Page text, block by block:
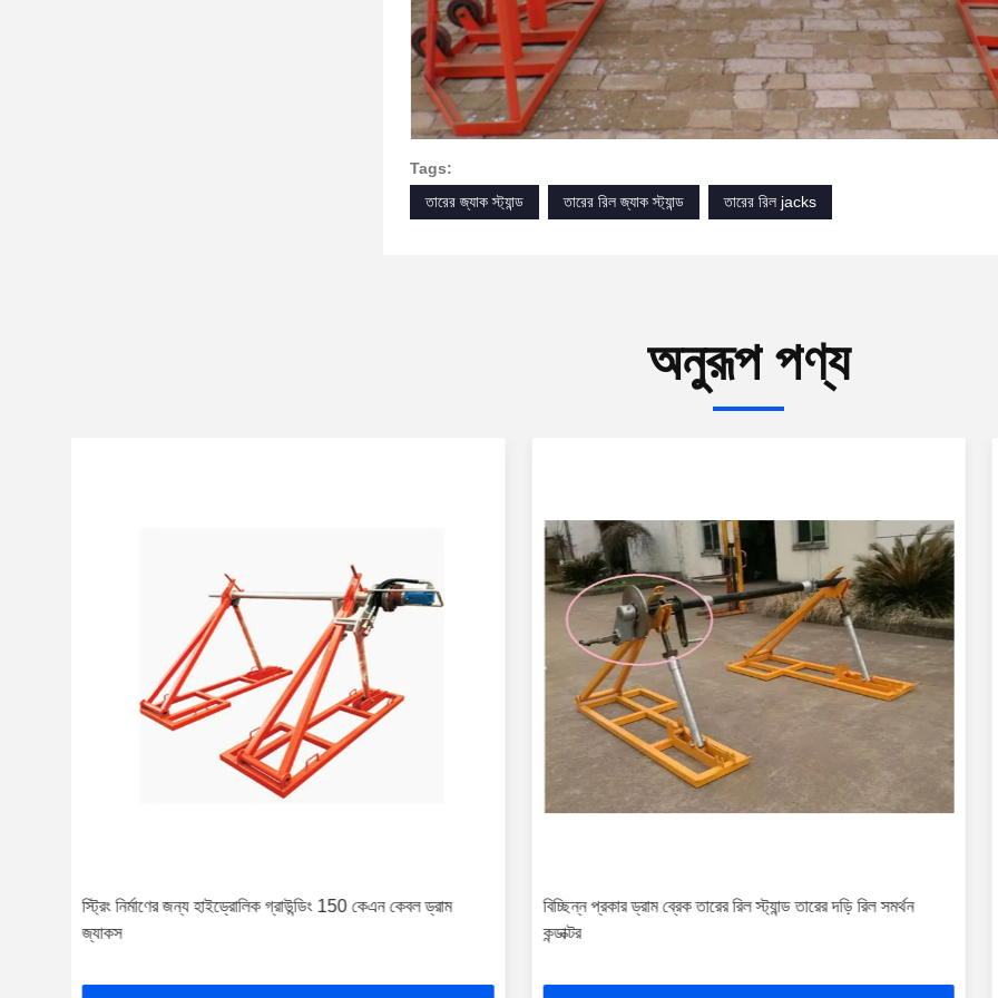
Tags:
তারের জ্যাক স্ট্যান্ড
তারের রিল জ্যাক স্ট্যান্ড তারের রিল jacks
অনুরূপ পণ্য
স্ট্রিং নির্মাণের জন্য হাইড্রোলিক গ্রাউন্ডিং 150 কেএন কেবল ড্রাম
জ্যাকস
বিচ্ছিন্ন প্রকার ড্রাম ব্রেক তারের রিল স্ট্যান্ড তারের দড়ি রিল সমর্থন
কন্ডাক্টর